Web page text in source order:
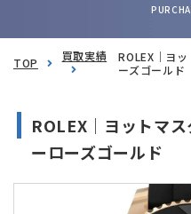
TOP 買取実績
ROLEX｜ヨ
ーズゴールド
ROLEX｜ヨットマ
ーローズゴールド